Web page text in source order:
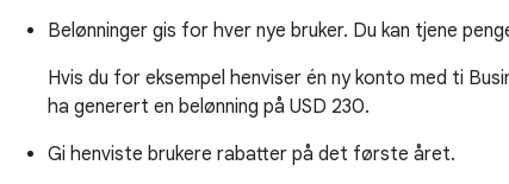
Belønninger gis for hver nye bruker. Du kan tjene
Hvis du for eksempel henviser én ny konto med ti
ha generert en belønning på USD 230.
Gi henviste brukere rabatter på det første året.